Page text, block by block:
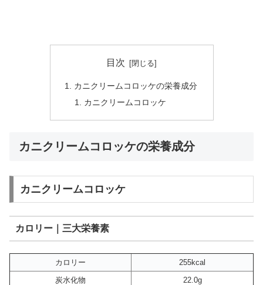
目次
カニクリームコロッケの栄養成分
カニクリームコロッケ
カニクリームコロッケの栄養成分
カニクリームコロッケ
カロリー｜三大栄養素
カロリー
255kcal
炭水化物
22.0g